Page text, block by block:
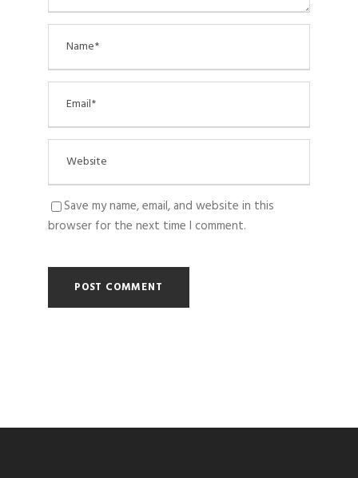
Save my name, email, and website in this
browser for the next time I comment.